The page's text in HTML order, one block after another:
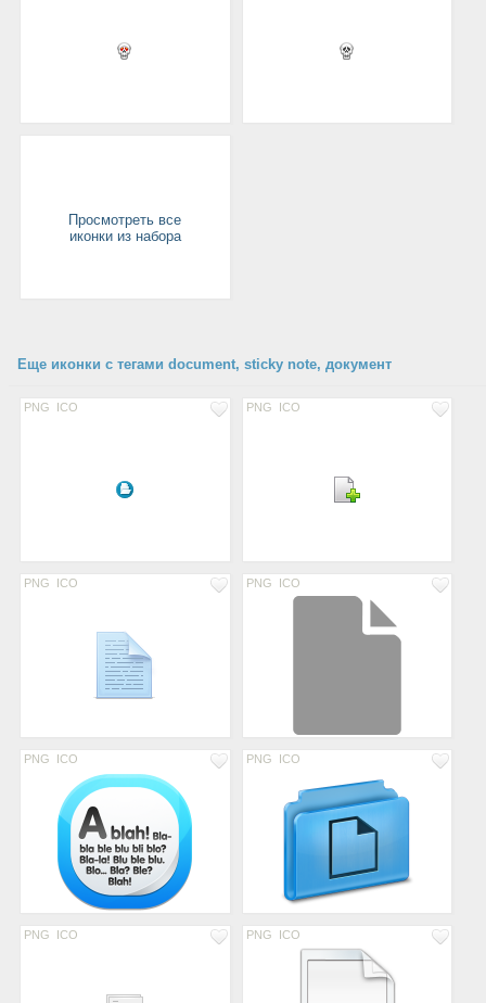
Просмотреть все
иконки из набора
Еще иконки с тегами document, sticky note, документ
PNG ICO PNG ICO
PNG ICO PNG ICO
PNG ICO PNG ICO
PNG ICO PNG ICO